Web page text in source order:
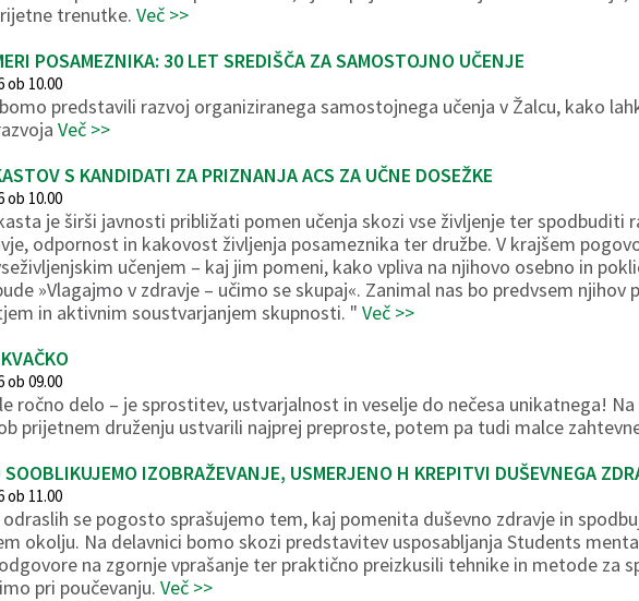
trenutke.Več >>
POSAMEZNIKA: 30 LET SREDIŠČA ZA SAMOSTOJNO UČENJE
ob 10.00
predstavili razvoj organiziranega samostojnega učenja v Žalcu, kako
Več >>
S KANDIDATI ZA PRIZNANJA ACS ZA UČNE DOSEŽKE
ob 10.00
je širši javnosti približati pomen učenja skozi vse življenje ter spodbuditi
odpornost in kakovost življenja posameznika ter družbe. V krajšem
učenjem – kaj jim pomeni, kako vpliva na njihovo osebno in
»Vlagajmo v zdravje – učimo se skupaj«. Zanimal nas bo predvsem njihov
in aktivnim soustvarjanjem skupnosti. "Več >>
ob 09.00
ročno delo – je sprostitev, ustvarjalnost in veselje do nečesa unikatnega!
prijetnem druženju ustvarili najprej preproste, potem pa tudi malce
IZOBRAŽEVANJE, USMERJENO H KREPITVI DUŠEVNEGA
ob 11.00
se pogosto sprašujemo tem, kaj pomenita duševno zdravje in
okolju. Na delavnici bomo skozi predstavitev usposabljanja Students
na zgornje vprašanje ter praktično preizkusili tehnike in metode za
pri poučevanju.Več >>